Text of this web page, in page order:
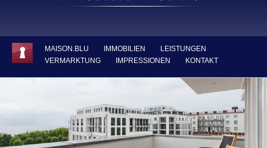
MAISON.BLU IMMOBILIEN
LEISTUNGEN
VERMARKTUNG
IMPRESSIONEN KONTAKT